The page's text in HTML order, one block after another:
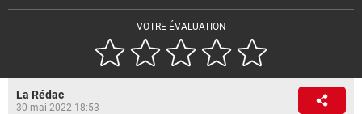
VOTRE ÉVALUATION
La Rédac
30 mai 2022 18:53